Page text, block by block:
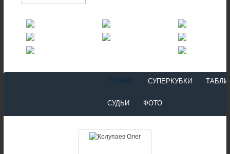
ТУРНИР СУПЕРКУБКИ
СУДЬИ ФОТО